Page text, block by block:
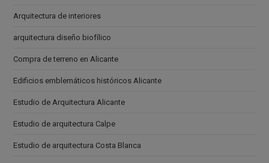
Arquitectura de interiores
arquitectura diseño biofílico
Compra de terreno en Alicante
Edificios emblemáticos históricos Alicante
Estudio de Arquitectura Alicante
Estudio de arquitectura Calpe
Estudio de arquitectura Costa Blanca